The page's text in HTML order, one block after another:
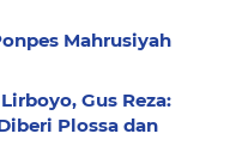
Mahrusiyah
Gus Reza:
Plossa dan